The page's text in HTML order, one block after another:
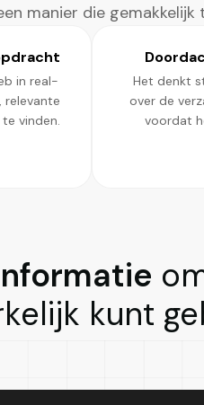
manier die gemakkelijk
in real-
relevante
vinden.
Het denkt
over de
voordat
kunt